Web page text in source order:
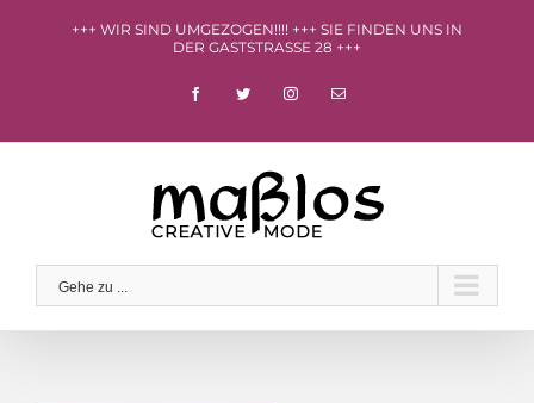
+++ WIR SIND UMGEZOGEN!!!! +++ SIE FINDEN UNS IN
DER GASTSTRASSE 28 +++
facebooktwitter instagramE-
Gehe zu ...